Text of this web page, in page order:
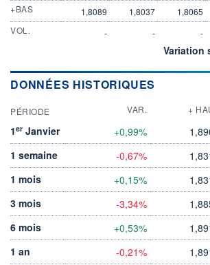
+BAS
1,8089 1,8037 1,8065
VOL.
- - -
Variation
DONNÉES HISTORIQUES
PÉRIODE VAR. +
1er Janvier +0,99%
1 semaine
-0,67%
1 mois
+0,15%
3 mois
-3,34%
6 mois
+0,53%
1 an
-0,21%